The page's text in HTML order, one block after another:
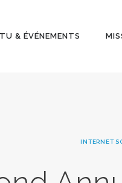
& ÉVÉNEMENTS
INTERNET